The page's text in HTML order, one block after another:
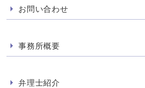
お問い合わせ
事務所概要
弁理士紹介